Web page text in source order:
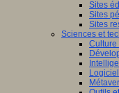
Sites
Sites
Sites
Sciences et
Culture